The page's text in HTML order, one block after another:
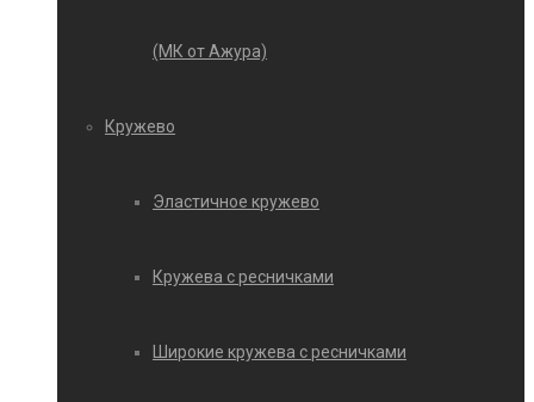
(МК от Ажура)
Кружево
Эластичное кружево
Кружева с ресничками
Широкие кружева с ресничками